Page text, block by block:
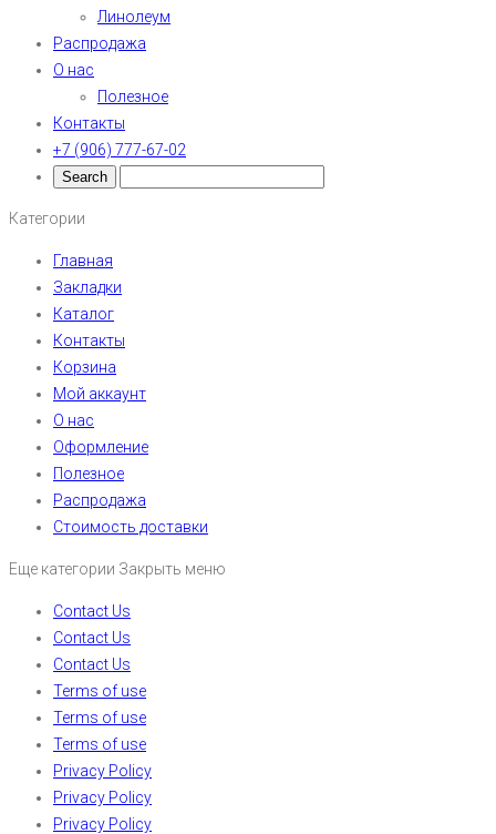
Линолеум
Распродажа
О нас
Полезное
Контакты
+7 (906) 777-67-02
Категории
Главная
Закладки
Каталог
Контакты
Корзина
Мой аккаунт
О нас
Оформление
Полезное
Распродажа
Стоимость доставки
Еще категории Закрыть меню
Contact Us
Contact Us
Contact Us
Terms of use
Terms of use
Terms of use
Privacy Policy
Privacy Policy
Privacy Policy